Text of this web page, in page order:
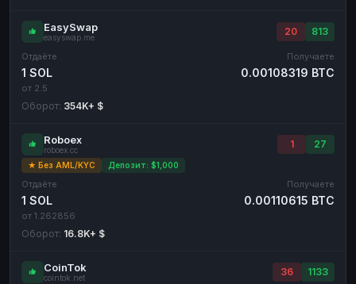
EasySwap
easyswap.me
20 813
Отдаёте
1 SOL
от 2.5
Получаете
0.00108319 BTC
Оборот: 354K+ $
Roboex
roboex.cc
1 27
★ Без AML/KYC Депозит: $1,000
Отдаёте
1 SOL
от 1.262856
Получаете
0.00110615 BTC
Оборот: 16.8K+ $
CoinTok
cointok.net
36 1133